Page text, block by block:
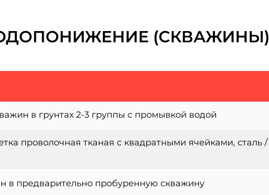
(СКВАЖИНЫ)
в грунтах 2-3 группы с промывкой водой
проволочная тканая с квадратными ячейками, сталь /
в предварительно пробуренную скважину